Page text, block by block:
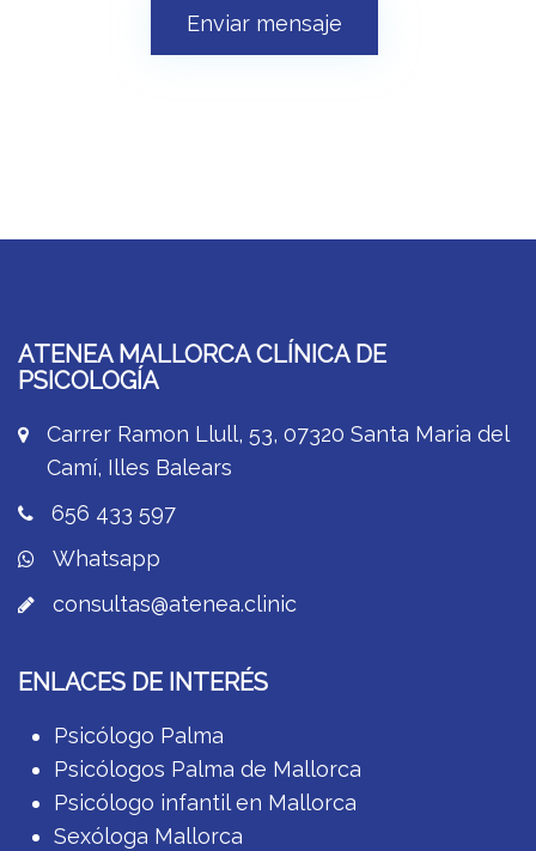
Enviar mensaje
ATENEA MALLORCA CLÍNICA DE
PSICOLOGÍA
Carrer Ramon Llull, 53, 07320 Santa Maria del
Camí, Illes Balears
656 433 597
Whatsapp
consultas@atenea.clinic
ENLACES DE INTERÉS
Psicólogo Palma
Psicólogos Palma de Mallorca
Psicólogo infantil en Mallorca
Sexóloga Mallorca